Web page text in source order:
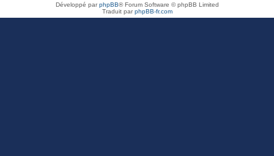
Développé parphpBB® Forum Software © phpBB Limited
Traduit parphpBB-fr.com